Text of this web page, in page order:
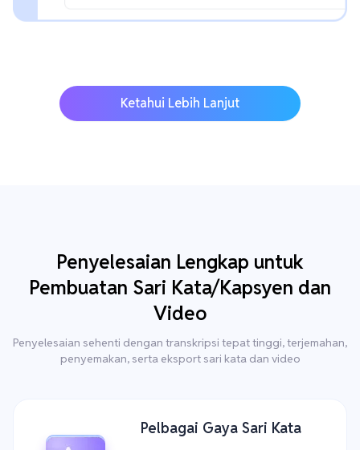
Ketahui Lebih Lanjut
Penyelesaian Lengkap untuk
Pembuatan Sari Kata/Kapsyen dan
Video
Penyelesaian sehenti dengan transkripsi tepat tinggi, terjemahan,
penyemakan, serta eksport sari kata dan video
Pelbagai Gaya Sari Kata